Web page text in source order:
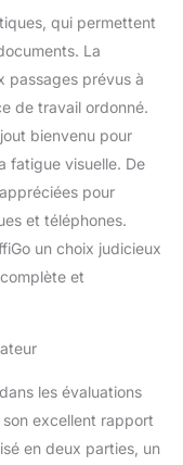
et
gardant
la
acier
Le manuel
contient
intuitives
identifié.
qui permettent
La
passages prévus à
de travail ordonné.
bienvenu pour
fatigue visuelle. De
pour
et téléphones.
un choix judicieux
et
les évaluations
excellent rapport
en deux parties, un